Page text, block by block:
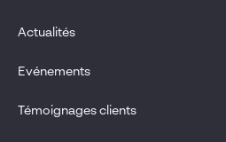
Actualités
Evénements
Témoignages clients